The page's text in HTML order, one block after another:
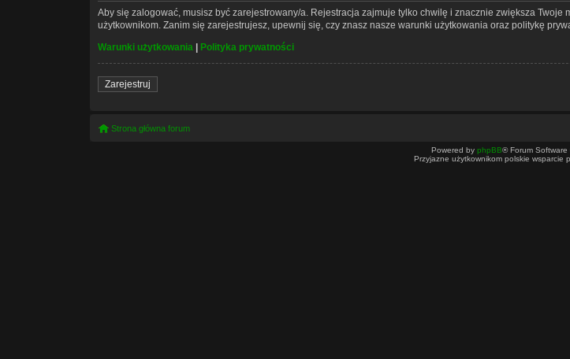
Aby się zalogować, musisz być zarejestrowany/a. Rejestracja zajmuje tylko chwilę i znacznie zwiększa
użytkownikom. Zanim się zarejestrujesz, upewnij się, czy znasz nasze warunki użytkowania oraz politykę
Warunki użytkowania | Polityka prywatności
Zarejestruj
Strona główna forum
Powered by phpBB® Forum
Przyjazne użytkownikom polskie wsparcie